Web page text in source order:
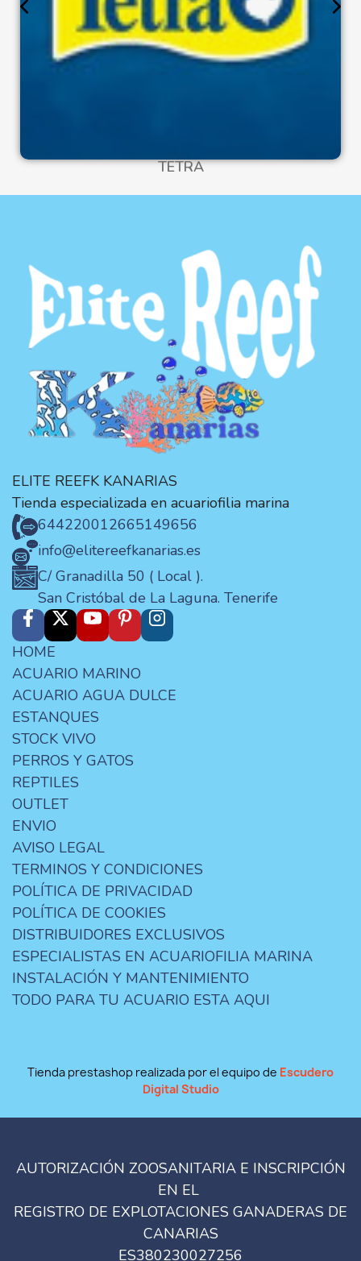
TETRA
ELITE REEFK KANARIAS
Tienda especializada en acuariofilia marina
644220012665149656
info@elitereefkanarias.es
C/ Granadilla 50 ( Local ).
San Cristóbal de La Laguna. Tenerife
HOME
ACUARIO MARINO
ACUARIO AGUA DULCE
ESTANQUES
STOCK VIVO
PERROS Y GATOS
REPTILES
OUTLET
ENVIO
AVISO LEGAL
TERMINOS Y CONDICIONES
POLÍTICA DE PRIVACIDAD
POLÍTICA DE COOKIES
DISTRIBUIDORES EXCLUSIVOS
ESPECIALISTAS EN ACUARIOFILIA MARINA
INSTALACIÓN Y MANTENIMIENTO
TODO PARA TU ACUARIO ESTA AQUI
Tienda prestashop realizada por el equipo de Escudero
Digital Studio
AUTORIZACIÓN ZOOSANITARIA E INSCRIPCIÓN
EN EL
REGISTRO DE EXPLOTACIONES GANADERAS DE
CANARIAS
ES380230027256